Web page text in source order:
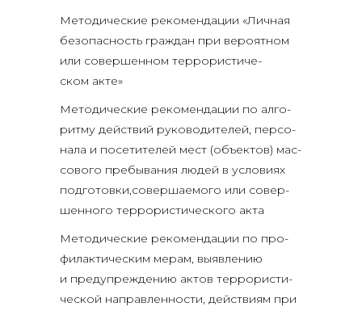
Мето­ди­че­ские реко­мен­да­ции «Лич­ная
без­опас­ность граж­дан при веро­ят­ном
или совер­шен­ном тер­ро­ри­сти­че­
ском акте»
Мето­ди­че­ские реко­мен­да­ции по алго­
рит­му дей­ствий руко­во­ди­те­лей, пер­со­
на­ла и посе­ти­те­лей мест (объ­ек­тов) мас­
со­во­го пре­бы­ва­ния людей в усло­ви­ях
подготовки,совершаемого или совер­
шен­но­го тер­ро­ри­сти­че­ско­го акта
Мето­ди­че­ские реко­мен­да­ции по про­
фи­лак­ти­че­ским мерам, выяв­ле­нию
и пре­ду­пре­жде­нию актов тер­ро­ри­сти­
че­ской направ­лен­но­сти, дей­стви­ям при